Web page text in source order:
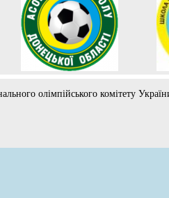
олімпійського комітету